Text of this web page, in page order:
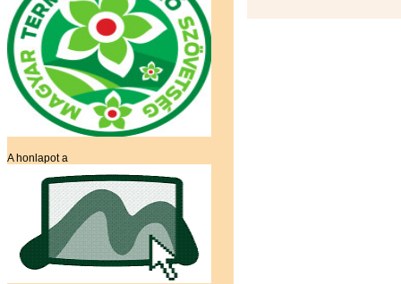
A honlapot a